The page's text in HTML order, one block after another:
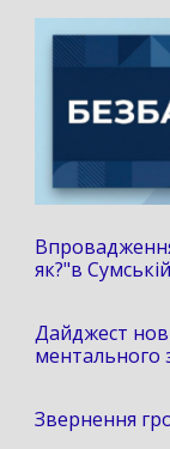
як?"в
Дайджест
ментального
Звернення